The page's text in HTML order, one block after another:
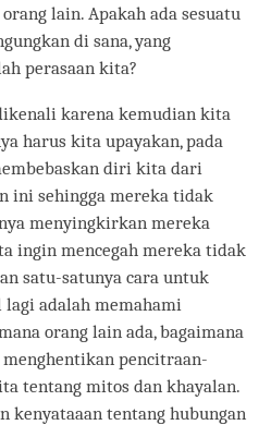
lain. Apakah ada sesuatu
di sana, yang
perasaan kita?
karena kemudian kita
harus kita upayakan, pada
diri kita dari
ini sehingga mereka tidak
menyingkirkan mereka
ingin mencegah mereka tidak
satu-satunya cara untuk
lagi adalah memahami
orang lain ada, bagaimana
menghentikan pencitraan-
tentang mitos dan khayalan.
kenyataaan tentang hubungan